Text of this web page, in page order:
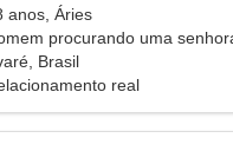
anos, Áries
procurando uma
Brasil
real